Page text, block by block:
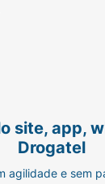
site, app,
Drogatel
agilidade e sem